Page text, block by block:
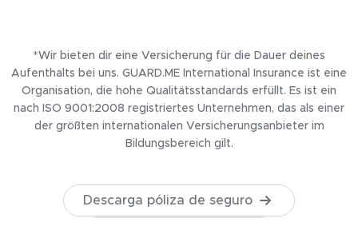
*Wir bieten dir eine Versicherung für die Dauer deines
Aufenthalts bei uns. GUARD.ME International Insurance ist eine
Organisation, die hohe Qualitätsstandards erfüllt. Es ist ein
nach ISO 9001:2008 registriertes Unternehmen, das als einer
der größten internationalen Versicherungsanbieter im
Bildungsbereich gilt.
Descarga póliza de seguro